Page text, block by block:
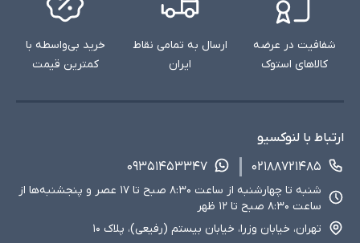
شفافیت در عرضه
کالاهای استوک
ارسال به تمامی نقاط
ایران
خرید بی‌واسطه با
کمترین قیمت
ارتباط با لنوکسیو
۰۲۱۸۸۷۲۱۴۸۵
۰۹۳۵۱۴۵۳۳۴۷
شنبه تا چهارشنبه از ساعت ۸:۳۰ صبح تا ۱۷ عصر و پنجشنبه‌ها از
ساعت ۸:۳۰ صبح تا ۱۲ ظهر
تهران، خیابان وزرا، خیابان بیستم (رفیعی)، پلاک ۱۰